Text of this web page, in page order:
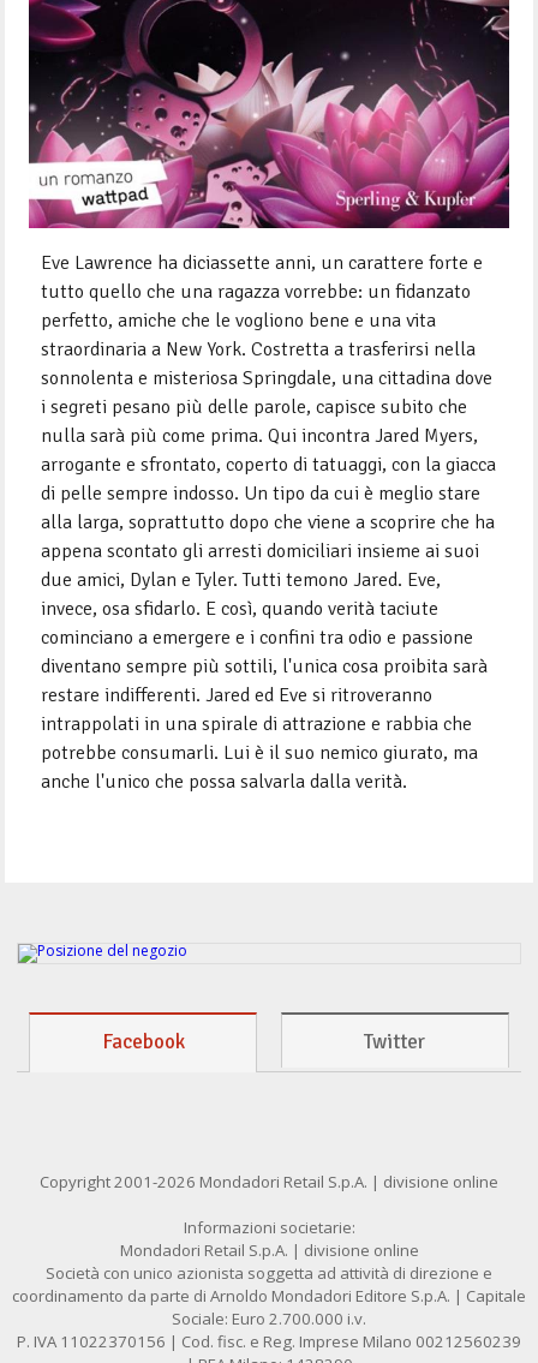
Eve Lawrence ha diciassette anni, un carattere forte e
tutto quello che una ragazza vorrebbe: un fidanzato
perfetto, amiche che le vogliono bene e una vita
straordinaria a New York. Costretta a trasferirsi nella
sonnolenta e misteriosa Springdale, una cittadina dove
i segreti pesano più delle parole, capisce subito che
nulla sarà più come prima. Qui incontra Jared Myers,
arrogante e sfrontato, coperto di tatuaggi, con la giacca
di pelle sempre indosso. Un tipo da cui è meglio stare
alla larga, soprattutto dopo che viene a scoprire che ha
appena scontato gli arresti domiciliari insieme ai suoi
due amici, Dylan e Tyler. Tutti temono Jared. Eve,
invece, osa sfidarlo. E così, quando verità taciute
cominciano a emergere e i confini tra odio e passione
diventano sempre più sottili, l'unica cosa proibita sarà
restare indifferenti. Jared ed Eve si ritroveranno
intrappolati in una spirale di attrazione e rabbia che
potrebbe consumarli. Lui è il suo nemico giurato, ma
anche l'unico che possa salvarla dalla verità.
Facebook Twitter
Copyright 2001-2026 Mondadori Retail S.p.A. | divisione online
Informazioni societarie:
Mondadori Retail S.p.A. | divisione online
Società con unico azionista soggetta ad attività di direzione e
coordinamento da parte di Arnoldo Mondadori Editore S.p.A. | Capitale
Sociale: Euro 2.700.000 i.v.
P. IVA 11022370156 | Cod. fisc. e Reg. Imprese Milano 00212560239